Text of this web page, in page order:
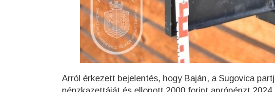
Arról érkezett bejelentés, hogy Baján, a Sugovica